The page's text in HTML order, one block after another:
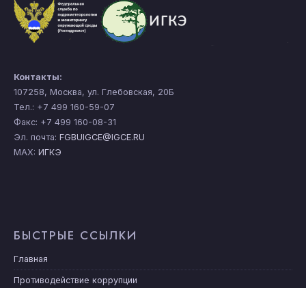
Контакты:
107258, Москва, ул. Глебовская, 20Б
Тел.: +7 499 160-59-07
Факс: +7 499 160-08-31
Эл. почта: FGBUIGCE@IGCE.RU
MAX: ИГКЭ
БЫСТРЫЕ ССЫЛКИ
Главная
Противодействие коррупции